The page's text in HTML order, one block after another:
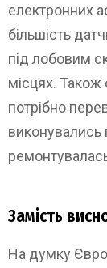
електронних
більшість
під лобовим
місцях. Також
потрібно
виконувались
Замість
На думку